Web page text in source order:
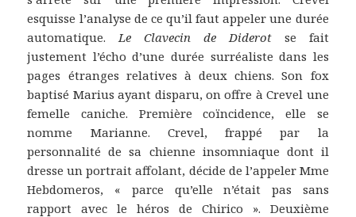
esquisse l’analyse de ce qu’il faut appeler une durée
automatique. Le Clavecin de Diderotse fait
justement l’écho d’une durée surréaliste dans les
pages étranges relatives à deux chiens. Son fox
baptisé Marius ayant disparu, on offre à Crevel une
femelle caniche. Première coïncidence, elle se
nomme Marianne. Crevel, frappé par la
personnalité de sa chienne insomniaque dont il
dresse un portrait affolant, décide de l’appeler Mme
Hebdomeros, « parce qu’elle n’était pas sans
rapport avec le héros de Chirico ». Deuxième